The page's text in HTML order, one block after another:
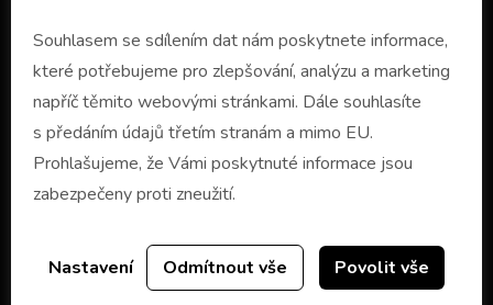
Souhlasem se sdílením dat nám poskytnete informace,
které potřebujeme pro zlepšování, analýzu a marketing
napříč těmito webovými stránkami. Dále souhlasíte
s předáním údajů třetím stranám a mimo EU.
Prohlašujeme, že Vámi poskytnuté informace jsou
zabezpečeny proti zneužití.
Nastavení Odmítnout vše Povolit vše